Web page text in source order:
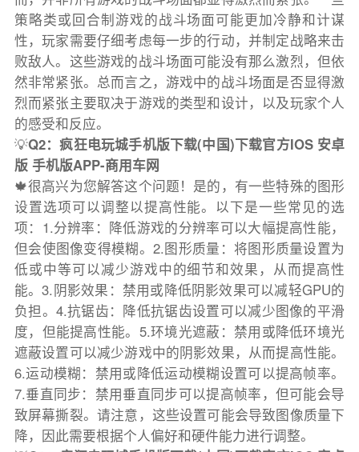
策略类或回合制游戏的战斗场面可能更加冷静和计谋
性，玩家需要仔细考虑每一步的行动，并制定战略来击
败敌人。这些游戏的战斗场面可能没有那么激烈，但依
然非常紧张。总而言之，游戏中的战斗场面是否显得激
烈而紧张主要取决于游戏的类型和设计，以及玩家个人
的感受和反应。
💡Q2：疯狂电玩城手机版下载(中国)下载官方IOS 安卓
版 手机版APP-商用车网
🍁很高兴为您解答这个问题！是的，有一些特殊的图形
设置选项可以调整以提高性能。以下是一些常见的选
项：1.分辨率：降低游戏的分辨率可以大幅提高性能，
但会使图像变得模糊。2.图形质量：将图形质量设置为
低或中等可以减少游戏中的细节和效果，从而提高性
能。3.阴影效果：禁用或降低阴影效果可以减轻GPU的
负担。4.抗锯齿：降低抗锯齿设置可以减少图像的平滑
度，但能提高性能。5.环境光遮蔽：禁用或降低环境光
遮蔽设置可以减少游戏中的阴影效果，从而提高性能。
6.运动模糊：禁用或降低运动模糊设置可以提高帧率。
7.垂直同步：禁用垂直同步可以提高帧率，但可能会导
致屏幕撕裂。请注意，这些设置可能会导致图像质量下
降，因此需要根据个人偏好和硬件能力进行调整。